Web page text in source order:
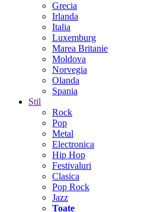
Grecia
Irlanda
Italia
Luxemburg
Marea Britanie
Moldova
Norvegia
Olanda
Spania
Stil
Rock
Pop
Metal
Electronica
Hip Hop
Festivaluri
Clasica
Pop Rock
Jazz
Toate